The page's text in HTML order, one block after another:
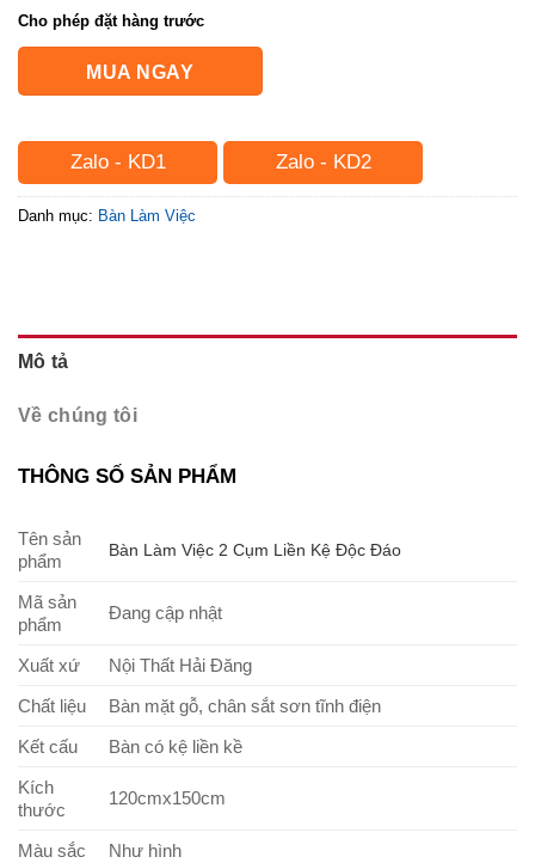
Cho phép đặt hàng trước
MUA NGAY
Zalo - KD1 Zalo - KD2
Danh mục: Bàn Làm Việc
Mô tả
Về chúng tôi
THÔNG SỐ SẢN PHẨM
Tên sản
phẩm
Bàn Làm Việc 2 Cụm Liền Kệ Độc Đáo
Mã sản
phẩm
Đang cập nhật
Xuất xứ
Nội Thất Hải Đăng
Chất liệu
Bàn mặt gỗ, chân sắt sơn tĩnh điện
Kết cấu
Bàn có kệ liền kề
Kích
thước
120cmx150cm
Màu sắc
Như hình